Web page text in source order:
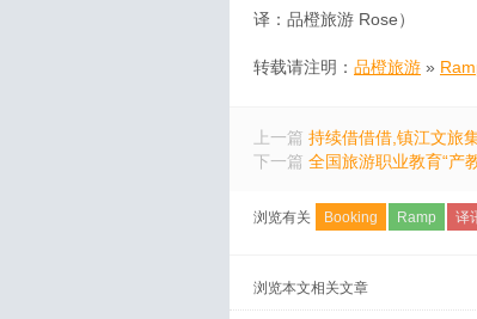
译：品橙旅游 Rose）
转载请注明： 品橙旅游 »
上一篇 持续借借借,镇江文旅
下一篇 全国旅游职业教育“产
浏览有关 Booking Ramp 译
浏览本文相关文章